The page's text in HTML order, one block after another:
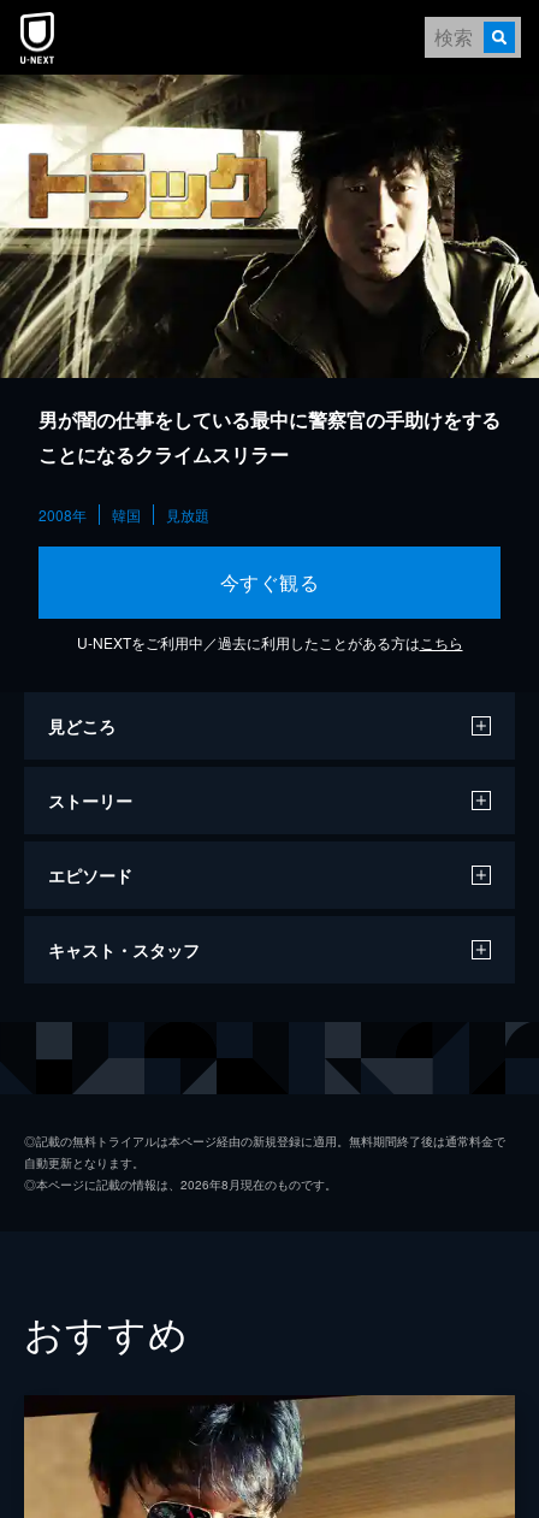
本文へスキップ
男が闇の仕事をしている最中に警察官の手助けをする
ことになるクライムスリラー
2008年 韓国 見放題
今すぐ観る
U-NEXTをご利用中／過去に利用したことがある方は こちら
見どころ
ストーリー
エピソード
トラック
キャスト・スタッフ
◎記載の無料トライアルは本ページ経由の新規登録に適用。無料期間終了後は通常料金で
自動更新となります。
◎本ページに記載の情報は、2026年8月現在のものです。
おすすめ